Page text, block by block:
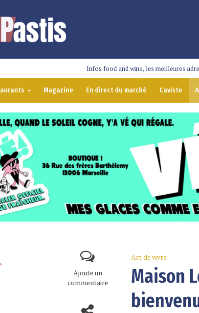
Infos food and wine, les meilleures
Magazine En direct du marché Caviste
Ajoute un
commentaire
Art de vivre
Maison